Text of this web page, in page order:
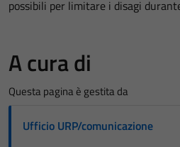
possibili per limitare i disagi
A cura di
Questa pagina è gestita da
Ufficio URP/comunicazione